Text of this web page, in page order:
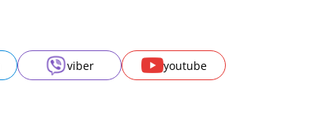
viber youtube